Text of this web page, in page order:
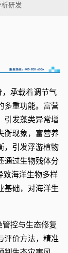
析研发
承载着调节气
多重功能。富营
引发藻类异常增
衡现象，富营养
，引发浮游植物
通过生物残体分
致海洋生物多样
基础，对海洋生
控与生态修复
评价方法，精准